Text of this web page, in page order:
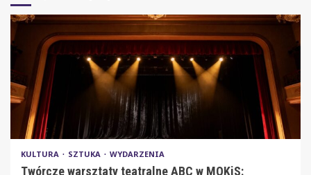
KULTURA SZTUKA WYDARZENIA
Twórcze warsztaty teatralne ABC w MOKiS: